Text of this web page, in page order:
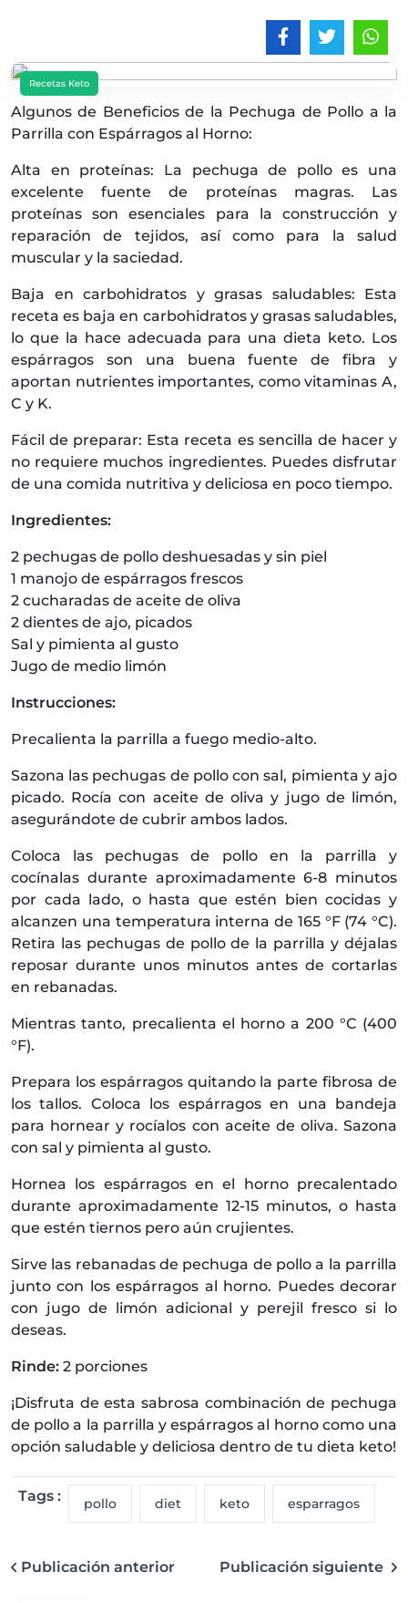
Recetas Keto
Algunos de Beneficios de la Pechuga de Pollo a la
Parrilla con Espárragos al Horno:
Alta en proteínas: La pechuga de pollo es una
excelente fuente de proteínas magras. Las
proteínas son esenciales para la construcción y
reparación de tejidos, así como para la salud
muscular y la saciedad.
Baja en carbohidratos y grasas saludables: Esta
receta es baja en carbohidratos y grasas saludables,
lo que la hace adecuada para una dieta keto. Los
espárragos son una buena fuente de fibra y
aportan nutrientes importantes, como vitaminas A,
C y K.
Fácil de preparar: Esta receta es sencilla de hacer y
no requiere muchos ingredientes. Puedes disfrutar
de una comida nutritiva y deliciosa en poco tiempo.
Ingredientes:
2 pechugas de pollo deshuesadas y sin piel
1 manojo de espárragos frescos
2 cucharadas de aceite de oliva
2 dientes de ajo, picados
Sal y pimienta al gusto
Jugo de medio limón
Instrucciones:
Precalienta la parrilla a fuego medio-alto.
Sazona las pechugas de pollo con sal, pimienta y ajo
picado. Rocía con aceite de oliva y jugo de limón,
asegurándote de cubrir ambos lados.
Coloca las pechugas de pollo en la parrilla y
cocínalas durante aproximadamente 6-8 minutos
por cada lado, o hasta que estén bien cocidas y
alcanzen una temperatura interna de 165 °F (74 °C).
Retira las pechugas de pollo de la parrilla y déjalas
reposar durante unos minutos antes de cortarlas
en rebanadas.
Mientras tanto, precalienta el horno a 200 °C (400
°F).
Prepara los espárragos quitando la parte fibrosa de
los tallos. Coloca los espárragos en una bandeja
para hornear y rocíalos con aceite de oliva. Sazona
con sal y pimienta al gusto.
Hornea los espárragos en el horno precalentado
durante aproximadamente 12-15 minutos, o hasta
que estén tiernos pero aún crujientes.
Sirve las rebanadas de pechuga de pollo a la parrilla
junto con los espárragos al horno. Puedes decorar
con jugo de limón adicional y perejil fresco si lo
deseas.
Rinde: 2 porciones
¡Disfruta de esta sabrosa combinación de pechuga
de pollo a la parrilla y espárragos al horno como una
opción saludable y deliciosa dentro de tu dieta keto!
Tags : pollo diet keto esparragos
Publicación anterior Publicación siguiente